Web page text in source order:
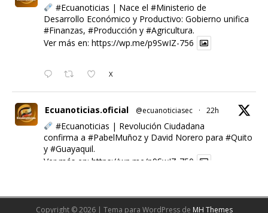
#Ecuanoticias | Nace el #Ministerio de
Desarrollo Económico y Productivo: Gobierno unifica
#Finanzas, #Producción y #Agricultura.
Ver más en: https://wp.me/p9SwIZ-756
X
Ecuanoticias.oficial @ecuanoticiasec · 22h
#Ecuanoticias | Revolución Ciudadana
confirma a #PabelMuñoz y David Norero para #Quito
y #Guayaquil.
Ver más en: https://wp.me/p9SwIZ-750
Copyright © 2026 | Tema para WordPress de MH Themes